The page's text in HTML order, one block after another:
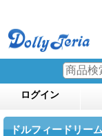
ログイン
ドルフィードリー